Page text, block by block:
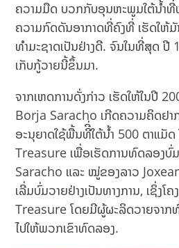
ຄວາມມືດ ບວກກັບອຸນຫະພູມໃຕ້ນ້ຳທີ່
ຄວາມກົດດັນອາກາດທີ່ຄົງທີ່ ເຮັດໃຫ້
ທຳມະຊາດເປັນຢ່າງດີ. ຈົນໃນທີ່ສຸດ ປີ
ເກັບກູ້ວາຍນີ້ຂຶ້ນມາ.
ຈາກເຫດການດັ່ງກ່າວ ເຮັດໃຫ້ໃນປີ
Borja Saracho ເກີດຄວາມຄິດຢາ
ອະນຸຍາດໃຊ້ພື້ນທີີ່ໃຕ້ນ້ຳ 500 ຕາແມັ
Treasure ເພື່ອເຮັດການທົດລອງບົ່
Saracho ແລະ ໝູ່ຂອງລາວ
ເລີ່ມບົ່ມວາຍຢ່າງເປັນທາງການ, ເຊິ່ງ
Treasure ໂດຍມີຜູ້ຜະລິດວາຍຈາກ
ໄປໃຫ້ພວກເຂົາທົດລອງ.